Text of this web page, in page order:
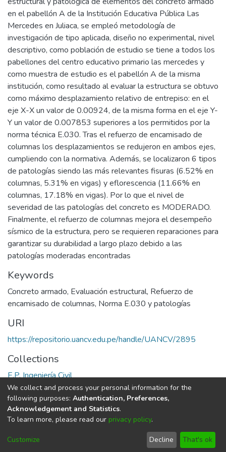
en el pabellón A de la Institución Educativa Pública Las
Mercedes en Juliaca, se empleó metodología de
investigación de tipo aplicada, diseño no experimental, nivel
descriptivo, como población de estudio se tiene a todos los
pabellones del centro educativo primario las mercedes y
como muestra de estudio es el pabellón A de la misma
institución, como resultado al evaluar la estructura se obtuvo
como máximo desplazamiento relativo de entrepiso: en el
eje X-X un valor de 0.00924, de la misma forma en el eje Y-
Y un valor de 0.007853 superiores a los permitidos por la
norma técnica E.030. Tras el refuerzo de encamisado de
columnas los desplazamientos se redujeron en ambos ejes,
cumpliendo con la normativa. Además, se localizaron 6 tipos
de patologías siendo las más relevantes fisuras (6.52% en
columnas, 5.31% en vigas) y eflorescencia (11.66% en
columnas, 17.18% en vigas). Por lo que el nivel de
severidad de las patologías del concreto es MODERADO.
Finalmente, el refuerzo de columnas mejora el desempeño
sísmico de la estructura, pero se requieren reparaciones para
garantizar su durabilidad a largo plazo debido a las
patologías moderadas encontradas
Keywords
Concreto armado, Evaluación estructural, Refuerzo de
encamisado de columnas, Norma E.030 y patologías
URI
https://repositorio.uancv.edu.pe/handle/UANCV/2895
Collections
E.P. Ingeniería Civil
Full item page
DSpace softwarecopyright © 2002-2026
Cookie
End User
Agreement
Send
Feedback
We collect and process your personal information for the
following purposes: Authentication, Preferences,
Acknowledgement and Statistics.
To learn more, please read our privacy policy.
Customize Decline That's ok